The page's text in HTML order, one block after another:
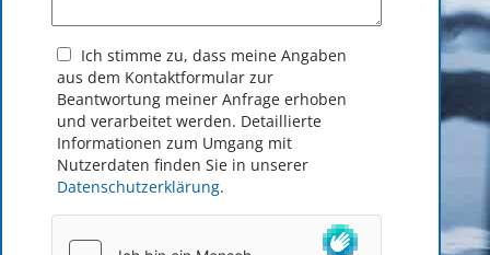
Ich stimme zu, dass meine Angaben
aus dem Kontakt­formular zur
Beantwortung meiner Anfrage erhoben
und verarbeitet werden. Detaillierte
Informationen zum Umgang mit
Nutzerdaten finden Sie in unserer
Datenschutzerklärung.